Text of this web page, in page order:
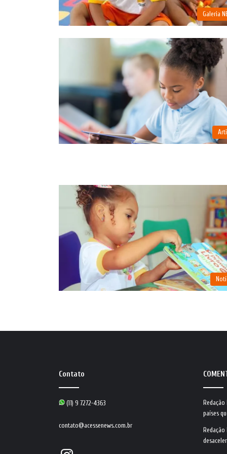
Galeria
Contato
(11) 9 7272-4363
contato@acessenews.com.br
Instagram
Redação
países
Redação